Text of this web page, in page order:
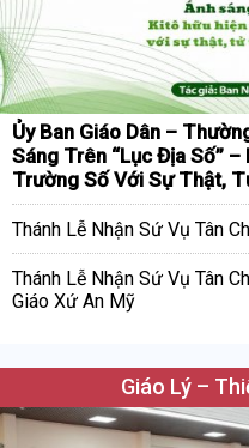
Ủy Ban Giáo Dân –
Sáng Trên “Lục Địa Số”
Trường Số Với Sự Thật,
Thánh Lễ Nhận Sứ Vụ Tân
Thánh Lễ Nhận Sứ Vụ Tân
Giáo Xứ An Mỹ
Giáo Lý –